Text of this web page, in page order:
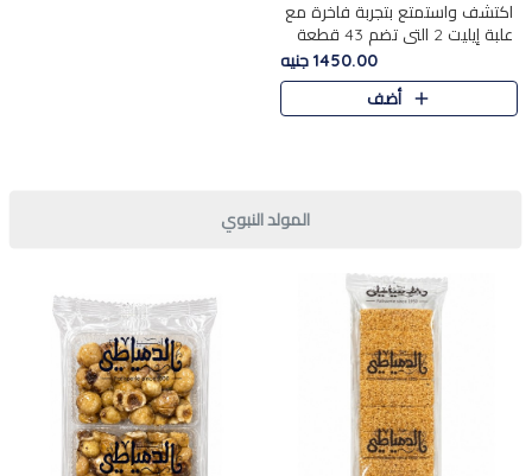
اكتشف واستمتع بتجربة فاخرة مع
علبة إيليت 2 التي تضم 43 قطعة
تشكيلة من أرقى حلويات المولد
الشرقية المصرية الأصيلة ,معروضة
بشكل جميل في علبة أ..
1450.00 جنيه
أضف
المولد النبوي